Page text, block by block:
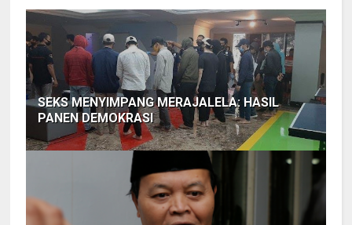
SEKS MENYIMPANG MERAJALELA: HASIL
PANEN DEMOKRASI